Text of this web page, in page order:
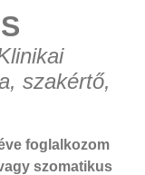
szakértő,
foglalkozom
szomatikus